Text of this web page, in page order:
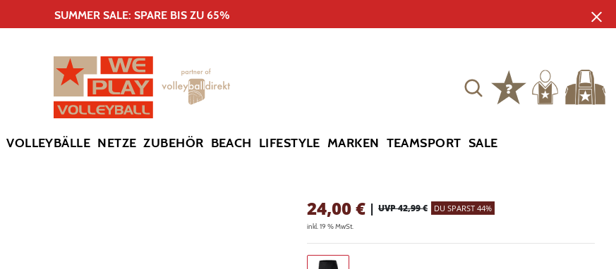
SUMMER SALE: SPARE BIS ZU 65%
VOLLEYBÄLLE NETZE ZUBEHÖR BEACH LIFESTYLE MARKEN TEAMSPORT SALE
24,00€ | UVP 42,99 € DU SPARST 44%
inkl. 19 % MwSt.